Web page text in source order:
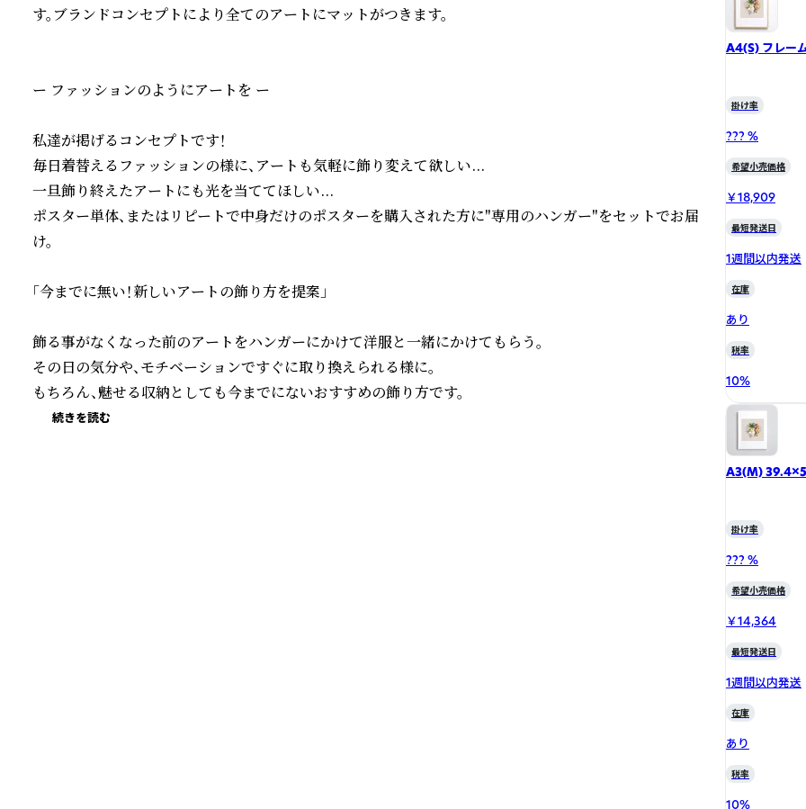
す。ブランドコンセプトにより全てのアートにマットがつきます。
ー ファッションのようにアートを ー
私達が掲げるコンセプトです！
毎日着替えるファッションの様に、アートも気軽に飾り変えて欲しい...
一旦飾り終えたアートにも光を当ててほしい...
ポスター単体、またはリピートで中身だけのポスターを購入された方に"専用のハンガー"をセットでお届
け。
「今までに無い！新しいアートの飾り方を提案」
飾る事がなくなった前のアートをハンガーにかけて洋服と一緒にかけてもらう。
その日の気分や、モチベーションですぐに取り換えられる様に。
もちろん、魅せる収納としても今までにないおすすめの飾り方です。
続きを読む
A4(S) フレー
掛け率
??? %
希望小売価格
￥18,909
最短発送日
1週間以内発送
在庫
あり
税率
10%
A3(M)
掛け率
??? %
希望小売価格
￥14,364
最短発送日
1週間以内発送
在庫
あり
税率
10%